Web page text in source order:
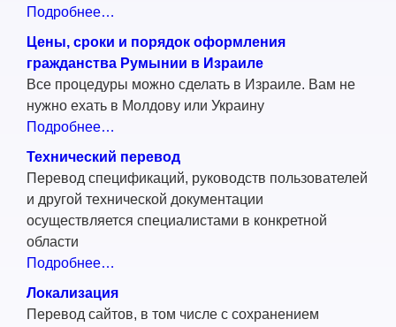
Подробнее…
Цены, сроки и порядок оформления
гражданства Румынии в Израиле
Все процедуры можно сделать в Израиле. Вам не
нужно ехать в Молдову или Украину
Подробнее…
Технический перевод
Перевод спецификаций, руководств пользователей
и другой технической документации
осуществляется специалистами в конкретной
области
Подробнее…
Локализация
Перевод сайтов, в том числе с сохранением